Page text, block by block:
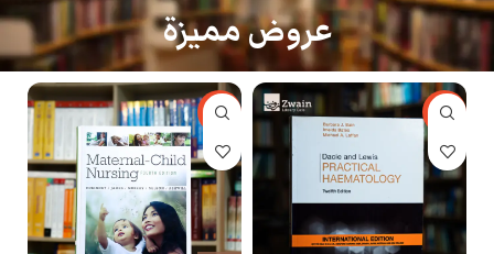
عروض مميزة
-18%
-18%